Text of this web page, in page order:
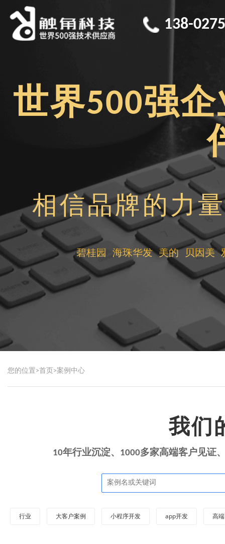
138-
世界500强
相信品牌的力
碧桂园 海珠华发 美的 贝因美
您的位置>首页 >案例中心
我们
10年行业沉淀、1000多家高端客户见证
行业 大客户案例 小程序开发 app开发 高